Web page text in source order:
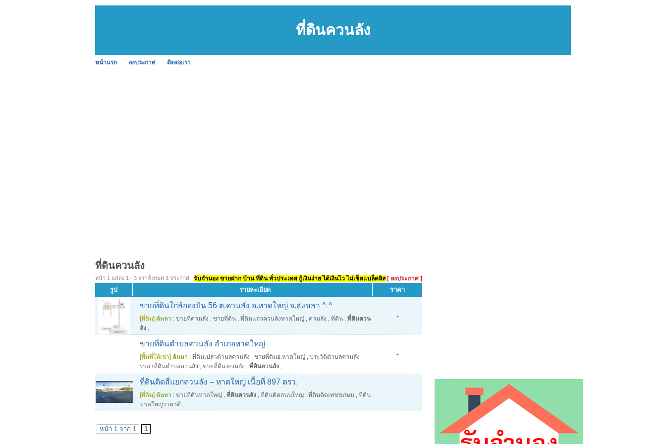
ที่ดินควนลัง
หน้าแรก ลงประกาศ ติดต่อเรา
ที่ดินควนลัง
หน้า 1 แสดง 1 - 3 จากทั้งหมด 3 ประกาศ รับจำนอง ขายฝาก บ้าน ที่ดิน ทั่วประเทศ กู้เงินง่าย ได้เงินไว ไม่เช็คแบล็คลิส [ ลงประกาศ ]
รูป รายละเอียด ราคา
ขายที่ดินใกล้กองบิน 56 ต.ควนลัง อ.หาดใหญ่ จ.สงขลา ^-^
[ที่ดิน] ค้นหา : ขายที่ควนลัง , ขายที่ดิน , ที่ดินแถวควนลังหาดใหญ่ , ควนลัง , ที่ดิน , ที่ดินควน
ลัง ,
-
ขายที่ดินตำบลควนลัง อำเภอหาดใหญ่
[พื้นที่ให้เช่า] ค้นหา : ที่ดินเปล่าตำบลควนลัง , ขายที่ดินอ.หาดใหญ่ , ประวัติตำบลควนลัง ,
ราคาที่ดินตำบลควนลัง , ขายที่ดิน ควนลัง , ที่ดินควนลัง ,
-
ที่ดินติดสี่แยกควนลัง – หาดใหญ่ เนื้อที่ 897 ตรว.
[ที่ดิน] ค้นหา : ขายที่ดินหาดใหญ่ , ที่ดินควนลัง , ที่ดินติดถนนใหญ่ , ที่ดินติดเพชรเกษม , ที่ดิน
หาดใหญ่ราคาดี ,
หน้า 1 จาก 1 1